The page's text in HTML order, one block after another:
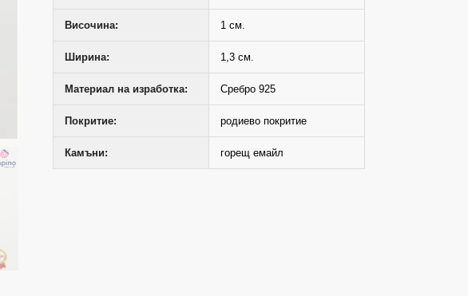
Височина: 1 см.
Ширина: 1,3 см.
Материал на изработка: Сребро 925
Покритие: родиево покритие
Камъни: горещ емайл